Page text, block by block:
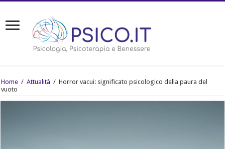
Home / Attualità / Horror vacui: significato psicologico della paura del
vuoto